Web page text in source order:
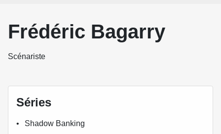
Frédéric Bagarry
Scénariste
Séries
Shadow Banking